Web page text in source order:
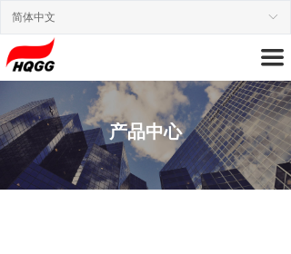
ꀅ
简体中文
끀
网站首页
关于我们
产品中心
设备能力
荣誉证书
产品中心